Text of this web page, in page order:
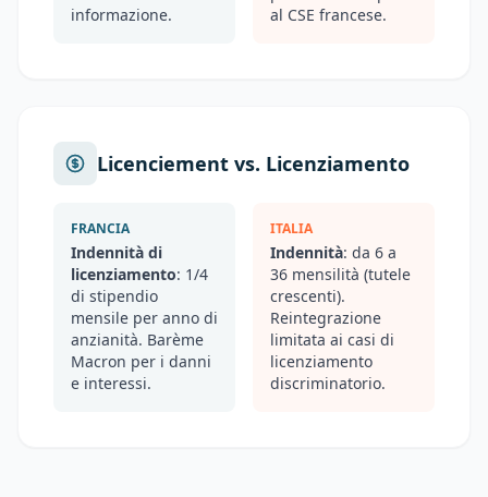
informazione.
al CSE francese.
Licenciement vs. Licenziamento
FRANCIA
Indennità di
licenziamento: 1/4
di stipendio
mensile per anno di
anzianità. Barème
Macron per i danni
e interessi.
ITALIA
Indennità: da 6 a
36 mensilità (tutele
crescenti).
Reintegrazione
limitata ai casi di
licenziamento
discriminatorio.